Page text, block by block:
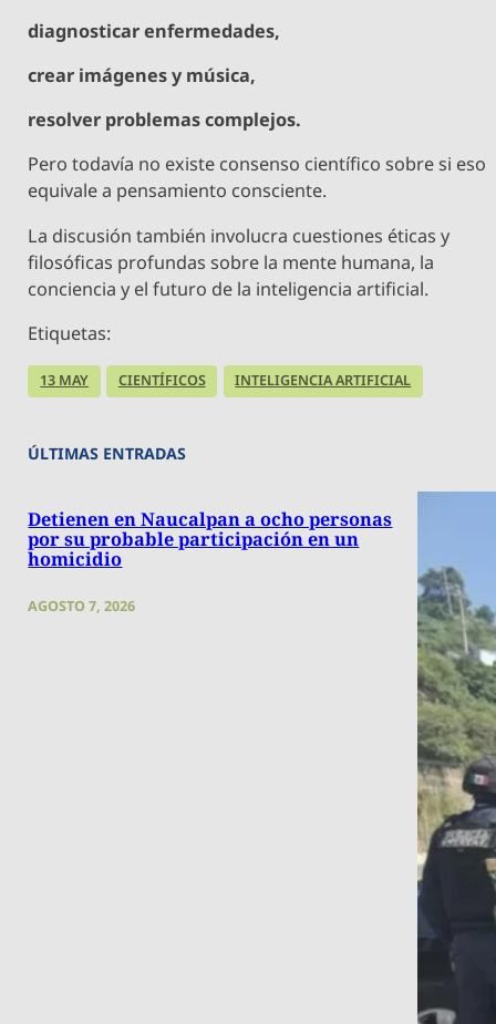
diagnosticar enfermedades,
crear imágenes y música,
resolver problemas complejos.
Pero todavía no existe consenso científico sobre si eso
equivale a pensamiento consciente.
La discusión también involucra cuestiones éticas y
filosóficas profundas sobre la mente humana, la
conciencia y el futuro de la inteligencia artificial.
Etiquetas:
13 MAY CIENTÍFICOS INTELIGENCIA ARTIFICIAL
ÚLTIMAS ENTRADAS
Detienen en Naucalpan a ocho personas
por su probable participación en un
homicidio
AGOSTO 7, 2026